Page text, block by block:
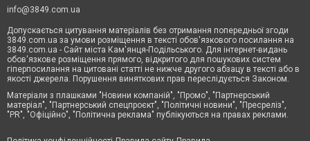
info@3849.com.ua
Допускається цитування матеріалів без отримання попередньої згоди
3849.com.ua за умови розміщення в тексті обов'язкового посилання на
3849.com.ua - Сайт міста Кам'янця-Подільського. Для інтернет-видань
обов'язкове розміщення прямого, відкритого для пошукових систем
гіперпосилання на цитовані статті не нижче другого абзацу в тексті або в
якості джерела. Порушення виняткових прав переслідується Законом.
Матеріали з плашками "Новини компаній", "Промо", "Партнерський
матеріал", "Партнерський спецпроєкт", "Політичні новини", "Пресреліз",
"PR", "Офіційно", "Політична реклама" публікуються на правах реклами.